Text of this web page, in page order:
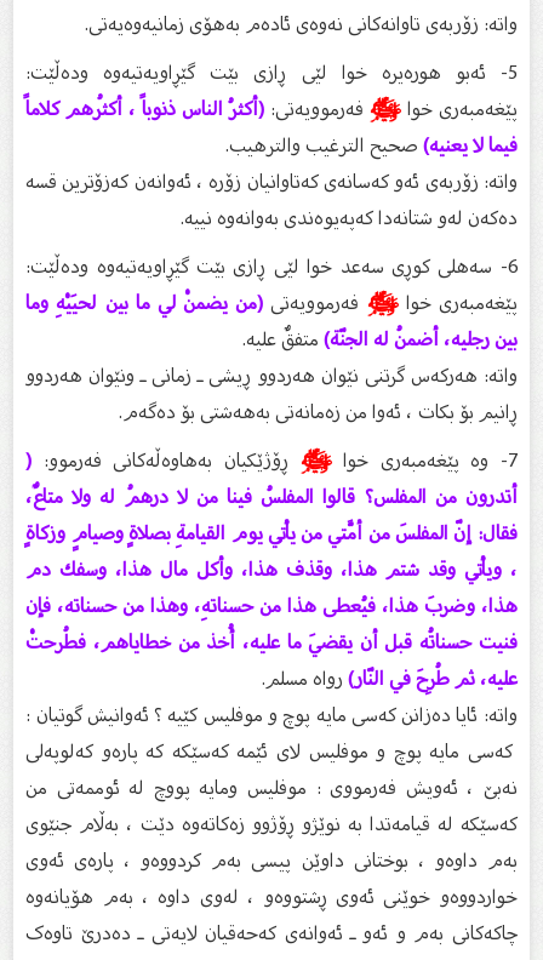
واتە: زۆربەی تاوانەکانی نەوەی ئادەم بەهۆی زمانیەوەیەتی.
5- ئەبو هورەیرە خوا لێی ڕازی بێت گێڕاویەتیەوە ودەڵێت:
پێغەمبەری خواﷺفەرموویەتی:(أكثرُ الناس ذنوباً ، أكثُرهم كلاماً
فيما لا يعنيه)صحيح الترغيب والترهيب.
واتە: زۆربەی ئەو کەسانەی کەتاوانیان زۆرە ، ئەوانەن کەزۆترین قسە
دەکەن لەو شتانەدا کەپەیوەندی بەوانەوە نییە.
6- سەهلی کوڕی سەعد خوا لێی ڕازی بێت گێڕاویەتیەوە ودەڵێت:
پێغەمبەری خواﷺفەرموویەتی(من يضمنْ لي ما بين لحيَيْهِ وما
بين رجليه، أضمنُ له الجنّة)متفقٌ عليه.
واتە: هەرکەس گرتنی نێوان هەردوو ڕیشی ـ زمانی ـ ونێوان هەردوو
ڕانیم بۆ بکات ، ئەوا من زەمانەتی بەهەشتی بۆ دەگەم.
ﷺڕۆژێکیان بەهاوەڵەکانی فەرموو:(
أتدرون من المفلس؟ قالوا المفلسُ فينا من لا درهمُ له ولا متاعٌ،
فقال: إنّ المفلسَ من أمَّتي من يأتي يوم القيامةِ بصلاةٍ وصيامٍ وزكاةٍ
، ويأتي وقد شتم هذا، وقذف هذا، وأكل مال هذا، وسفك دم
هذا، وضربَ هذا، فيُعطى هذا من حسناتهِ، وهذا من حسناته، فإن
فنيت حسناتُه قبل أن يقضيَ ما عليه، أُخذ من خطاياهم، فطُرحتْ
عليه، ثم طُرِحَ في النّار)رواه مسلم.
واتە: ئایا دەزانن کەسی مایە پوچ و موفلیس کێیە ؟ ئەوانیش گوتیان :
کەسی مایە پوچ و موفلیس لاى ئێمە کەسێکە کە پارەو کەلوپەلى
نەبێ ، ئەویش فەرمووی : موفلیس ومایە پووچ لە ئوممەتى من
کەسێکە لە قیامەتدا بە نوێژو ڕۆژوو زەکاتەوە دێت ، بەڵام جنێوى
بەم داوەو ، بوختانى داوێن پیسى بەم کردووەو ، پارەى ئەوى
خواردووەو خوێنى ئەوى ڕشتووەو ، لەوى داوە ، بەم هۆیانەوە
چاکەکانى بەم و ئەو ـ ئەوانەی کەحەقیان لایەتی ـ دەدرێ تاوەک